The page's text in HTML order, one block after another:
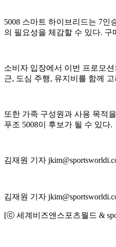
5008 스마트 하이브리드는 7
의 필요성을 체감할 수 있다.
소비자 입장에서 이번 프로모
근, 도심 주행, 유지비를 함께
또한 가족 구성원과 사용 목적
푸조 5008이 후보가 될 수 있다.
김재원 기자
김재원 기자
[ⓒ 세계비즈앤스포츠월드 &